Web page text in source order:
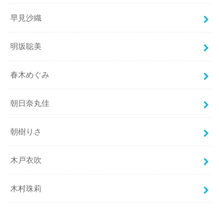
早見沙織
明坂聡美
春木めぐみ
朝日奈丸佳
朝樹りさ
木戸衣吹
木村珠莉